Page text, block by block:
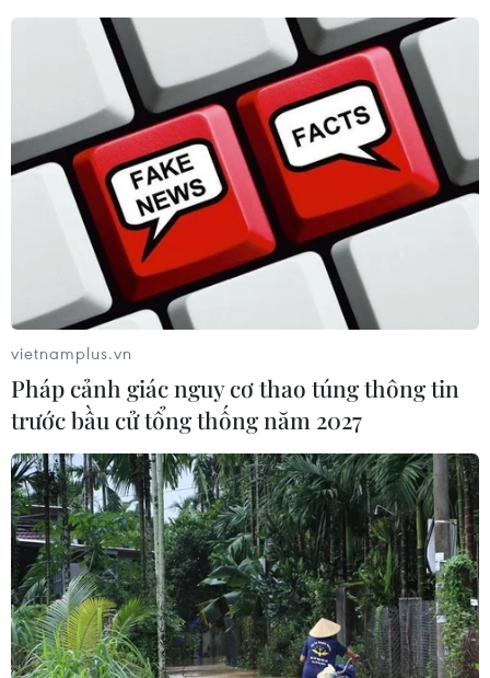
vietnamplus.vn
Pháp cảnh giác nguy cơ thao túng thông tin
trước bầu cử tổng thống năm 2027